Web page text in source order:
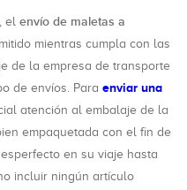
el envío de maletas a
mientras cumpla con las
de la empresa de transporte
de envíos. Para enviar una
atención al embalaje de la
empaquetada con el fin de
en su viaje hasta
incluir ningún artículo